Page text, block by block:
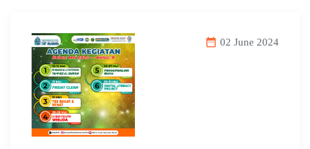
date_range 02 June 2024